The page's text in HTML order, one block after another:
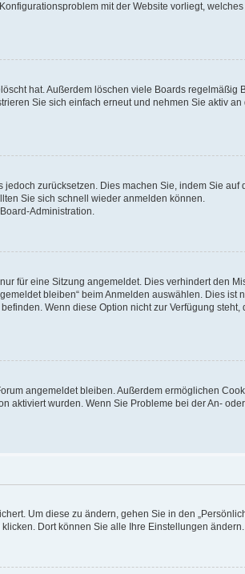
mit der Website vorliegt, welches
hat. Außerdem löschen viele Boards regelmäßig
Sie sich einfach erneut und nehmen Sie aktiv an
zurücksetzen. Dies machen Sie, indem Sie auf
Sie sich schnell wieder anmelden können.
Administration.
für eine Sitzung angemeldet. Dies verhindert den
bleiben“ beim Anmelden auswählen. Dies ist
Wenn diese Option nicht zur Verfügung steht,
angemeldet bleiben. Außerdem ermöglichen
aktiviert wurden. Wenn Sie Probleme bei der An- oder
Um diese zu ändern, gehen Sie in den
Dort können Sie alle Ihre Einstellungen ändern.